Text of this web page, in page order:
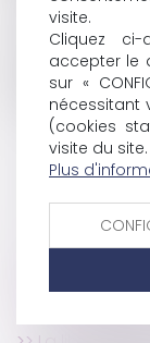
des termes
N’hésitez
toute
Camille FREY
visite.
Cliquez ci-
accepter le
sur «
nécessitant
(cookies
visite du site.
Plus